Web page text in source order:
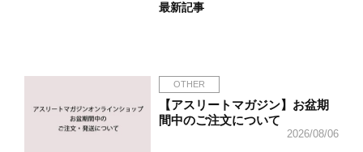
最新記事
OTHER
【アスリートマガジン】お盆期
間中のご注文について
2026/08/06